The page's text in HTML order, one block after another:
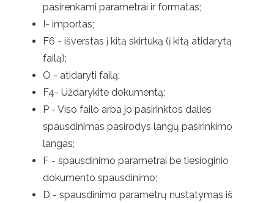
pasirenkami parametrai ir formatas;
I- importas;
F6 - išverstas į kitą skirtuką (į kitą atidarytą
failą);
O - atidaryti failą;
F4- Uždarykite dokumentą;
P - Viso failo arba jo pasirinktos dalies
spausdinimas pasirodys langų pasirinkimo
langas;
F - spausdinimo parametrai be tiesioginio
dokumento spausdinimo;
D - spausdinimo parametrų nustatymas iš